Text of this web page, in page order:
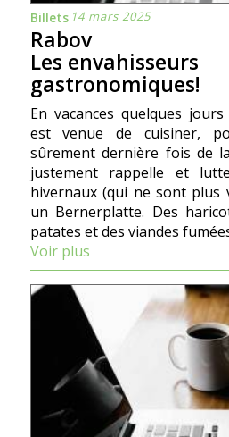
Billets 14 mars 2025
Rabov
Les envahisseurs
gastronomiques!
En vacances quelques
est venue de cuisiner,
sûrement dernière fois de
justement rappelle et
hivernaux (qui ne sont plus
un Bernerplatte. Des
patates et des viandes
Voir plus